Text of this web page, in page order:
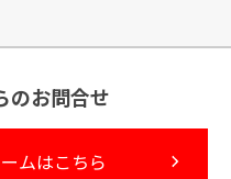
のお問合せ
ムはこちら